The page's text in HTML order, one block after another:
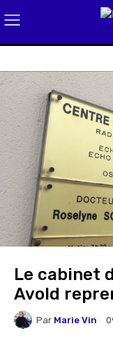
Le cabinet
Avold
Par Marie Vin